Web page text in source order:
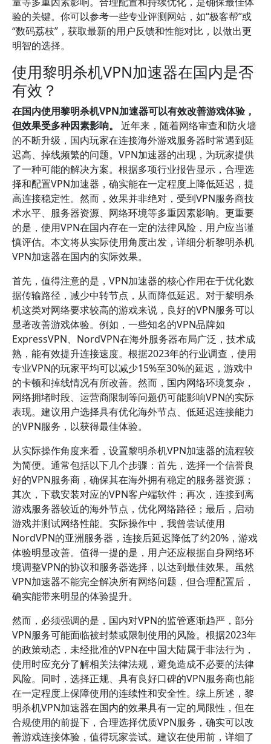
验的关键。你可以参考一些专业评测网站，如“极客帮”或
“数码荔枝”，获取最新的用户反馈和性能对比，以做出更
明智的选择。
使用黎明杀机VPN加速器在国内是否
有效？
在国内使用黎明杀机VPN加速器可以有效改善游戏体验，
但效果受多种因素影响。
近年来，随着网络审查和防火墙
的不断升级，国内玩家在连接海外游戏服务器时常遇到延
迟高、掉线频繁的问题。VPN加速器的出现，为玩家提供
了一种可能的解决方案。根据多项行业报告显示，合理选
择和配置VPN加速器，确实能在一定程度上降低延迟，提
高连接稳定性。然而，效果并非绝对，受到VPN服务商技
术水平、服务器资源、网络环境等多重因素影响。更重要
的是，使用VPN在国内存在一定的法律风险，用户应当谨
慎评估。本文将从实际使用角度出发，详细分析黎明杀机
VPN加速器在国内的实际效果。
首先，值得注意的是，VPN加速器的核心作用在于优化数
据传输路径，减少中转节点，从而降低延迟。对于黎明杀
机这类对网络要求较高的游戏来说，良好的VPN服务可以
显著改善游戏体验。例如，一些知名的VPN品牌如
ExpressVPN、NordVPN在海外服务器布局广泛，技术成
熟，能有效提升连接速度。根据2023年的行业调查，使用
专业VPN的玩家平均可以减少15%至30%的延迟，游戏中
的卡顿和掉线情况有所改善。然而，国内网络环境复杂，
网络拥堵时段、运营商限制等问题仍可能影响VPN的实际
表现。建议用户选择具有优化海外节点、低延迟连接能力
的VPN服务，以获得最佳体验。
从实际操作角度来看，设置黎明杀机VPN加速器的流程较
为简便。通常包括以下几个步骤：首先，选择一个信誉良
好的VPN服务商，确保其在海外拥有稳定的服务器资源；
其次，下载安装对应的VPN客户端软件；再次，连接到离
游戏服务器较近的海外节点，优化网络路径；最后，启动
游戏并测试网络性能。实际操作中，我曾尝试使用
NordVPN的亚洲服务器，连接后延迟降低了约20%，游戏
体验明显改善。值得一提的是，用户还应根据自身网络环
境调整VPN的协议和服务器选择，以达到最佳效果。虽然
VPN加速器不能完全解决所有网络问题，但合理配置后，
确实能带来明显的体验提升。
然而，必须强调的是，国内对VPN的监管逐渐趋严，部分
VPN服务可能面临被封禁或限制使用的风险。根据2023年
的政策动态，未经批准的VPN在中国大陆属于非法行为，
使用时应充分了解相关法律法规，避免造成不必要的法律
风险。同时，选择正规、具有良好口碑的VPN服务商也能
在一定程度上保障使用的连续性和安全性。综上所述，黎
明杀机VPN加速器在国内的效果具有一定的局限性，但在
合规使用的前提下，合理选择优质VPN服务，确实可以改
善游戏连接体验，值得玩家尝试。建议在使用前，详细了